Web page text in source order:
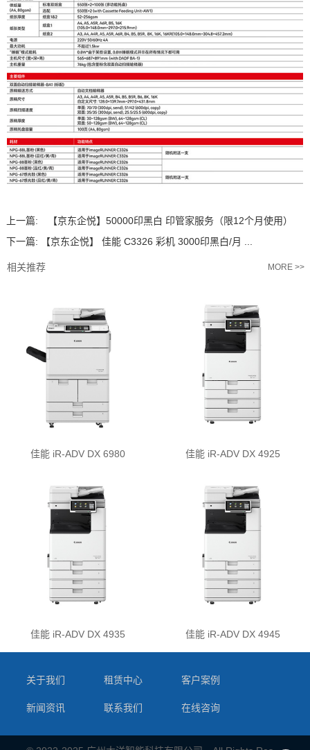
上一篇:
【京东企悦】50000印黑白 印管家服务（限12个月使用）
下一篇: 【京东企悦】 佳能 C3326 彩机 3000印黑白/月 ...
相关推荐 MORE >>
佳能 iR-ADV DX 6980 佳能 iR-ADV DX 4925
佳能 iR-ADV DX 4935 佳能 iR-ADV DX 4945
关于我们 租赁中心 客户案例
新闻资讯 联系我们 在线咨询